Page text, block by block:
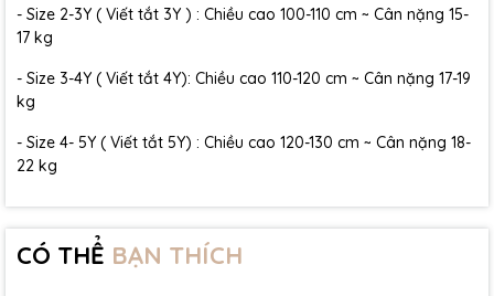
- Size 2-3Y ( Viết tắt 3Y ) : Chiều cao 100-110 cm ~ Cân nặng 15-
17 kg
- Size 3-4Y ( Viết tắt 4Y): Chiều cao 110-120 cm ~ Cân nặng 17-19
kg
- Size 4- 5Y ( Viết tắt 5Y) : Chiều cao 120-130 cm ~ Cân nặng 18-
22 kg
CÓ THỂ BẠN THÍCH